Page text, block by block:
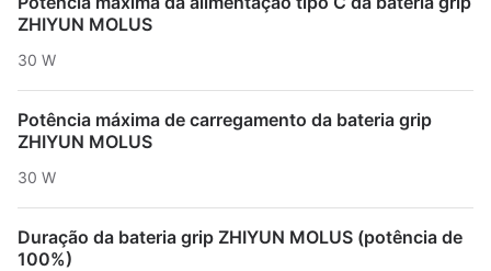
ZHIYUN MOLUS
30 W
Potência máxima de carregamento da bateria grip
ZHIYUN MOLUS
30 W
Duração da bateria grip ZHIYUN MOLUS (potência de
100%)